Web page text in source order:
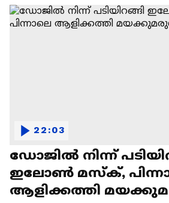
ഡോജിൽ നിന്ന്
ഇലോൺ മസ്ക്,
ആളിക്കത്തി
22:03